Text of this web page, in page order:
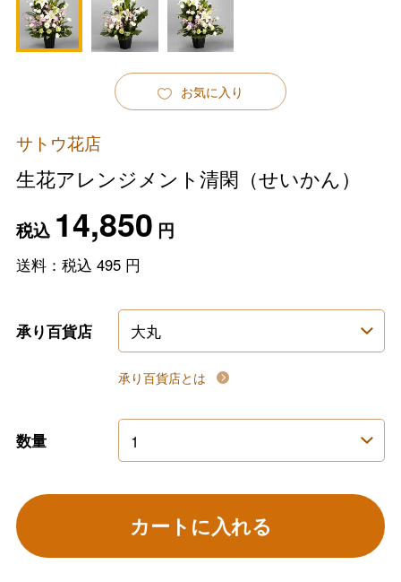
お気に入り
サトウ花店
生花アレンジメント清閑（せいかん）
税込 14,850 円
送料：税込 495円
承り百貨店
承り百貨店とは
数量
カートに入れる